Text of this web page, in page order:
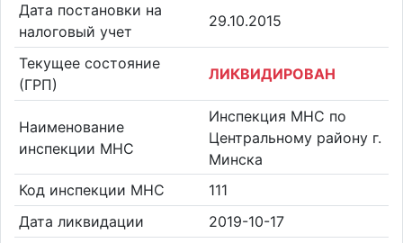
Дата постановки на
налоговый учет
29.10.2015
Текущее состояние
(ГРП)
ЛИКВИДИРОВАН
Наименование
инспекции МНС
Инспекция МНС по
Центральному району г.
Минска
Код инспекции МНС
111
Дата ликвидации
2019-10-17